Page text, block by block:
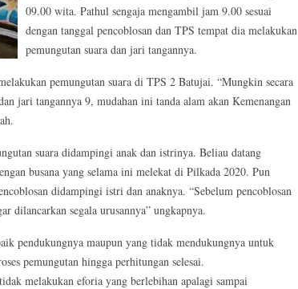
09.00 wita. Pathul sengaja mengambil jam 9.00 sesuai
dengan tanggal pencoblosan dan TPS tempat dia melakukan
pemungutan suara dan jari tangannya.
pemungutan suara di TPS 2 Batujai. “Mungkin secara
jari tangannya 9, mudahan ini tanda alam akan Kemenangan
suara didampingi anak dan istrinya. Beliau datang
busana yang selama ini melekat di Pilkada 2020. Pun
didampingi istri dan anaknya. “Sebelum pencoblosan
dilancarkan segala urusannya” ungkapnya.
pendukungnya maupun yang tidak mendukungnya untuk
pemungutan hingga perhitungan selesai.
melakukan eforia yang berlebihan apalagi sampai